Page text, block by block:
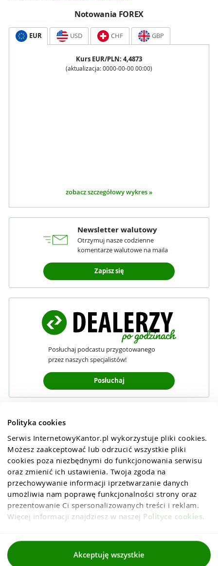
Polityka cookies
Serwis InternetowyKantor.pl wykorzystuje pliki cookies.
Możesz zaakceptować lub odrzucić wszystkie pliki
cookies poza niezbędnymi do funkcjonowania serwisu
oraz zmienić ich ustawienia. Twoja zgoda na
przechowywanie informacji iprzetwarzanie danych
umożliwia nam poprawę funkcjonalności strony oraz
prezentowanie Ci spersonalizowanych treści i reklam.
Więcej informacji znajdziesz w naszej Polityce cookies.
Akceptuję wszystkie
Notowania FOREX
EUR USD CHF GBP
Kurs EUR/PLN: 4,4873
(aktualizacja: 0000-00-00 00:00)
zobacz szczegółowy wykres »
Newsletter walutowy
Otrzymuj nasze codzienne
komentarze walutowe na maila
Zapisz się
Posłuchaj podcastu przygotowanego
przez naszych specjalistów!
Posłuchaj
Regulaminy